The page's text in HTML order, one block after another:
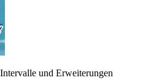
und Erweiterungen